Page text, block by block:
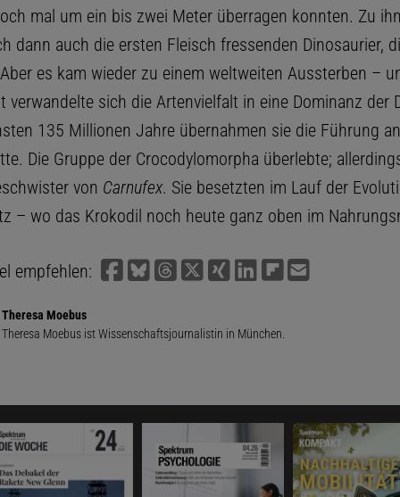
mal um ein bis zwei Meter überragen konnten. Zu
dann auch die ersten Fleisch fressenden Dinosaurier,
es kam wieder zu einem weltweiten Aussterben –
verwandelte sich die Artenvielfalt in eine Dominanz der
135 Millionen Jahre übernahmen sie die Führung
Die Gruppe der Crocodylomorpha überlebte;
von Carnufex. Sie besetzten im Lauf der
– wo das Krokodil noch heute ganz oben im
empfehlen:
Theresa Moebus
Theresa Moebus ist Wissenschaftsjournalistin in München.